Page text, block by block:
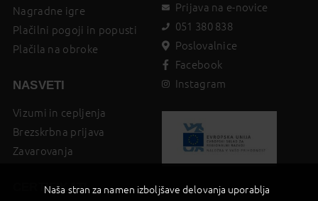
Nagradne igre
Plačilni pogoji in popusti
Plačila na obroke
NASVETI
Vizumi in cepljenja
Brezskrbna prijava
Zavarovanja
Prijava na e-novice
051 380 838
Poslovalnice
Facebook
Instagram
CERTIFIKATI
Naša stran za namen izboljšave delovanja uporablja